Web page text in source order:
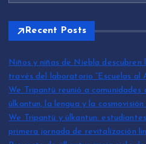
Recent Posts
Niños y niñas de Niebla
través del laboratorio “Escuelas al
We Tripantü reunió a
ülkantun, la lengua y la cosmovisión
We Tripantü y ülkantun:
primera jornada de revitalización